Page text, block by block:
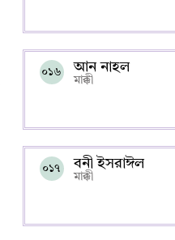
০১৬ আন নাহল
মাক্কী
০১৭ বনী ইসরাঈল
মাক্কী